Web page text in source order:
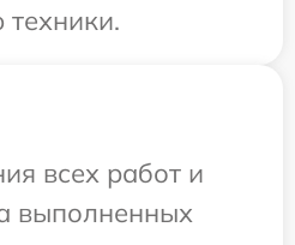
техники.
всех работ и
выполненных